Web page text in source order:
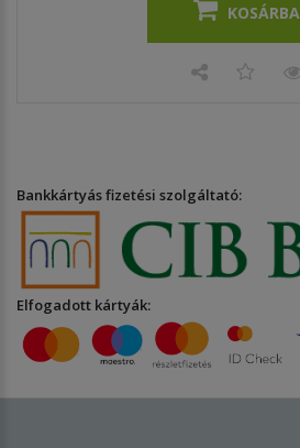
KOSÁRBA
Bankkártyás fizetési szolgáltató:
Elfogadott kártyák: